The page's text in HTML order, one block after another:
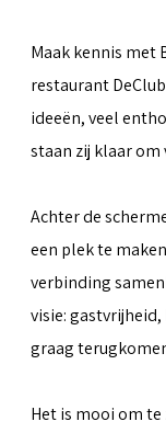
Maak kennis met
restaurant
ideeën, veel
staan zij klaar om
Achter de
een plek te
verbinding
visie:
graag
Het is mooi om